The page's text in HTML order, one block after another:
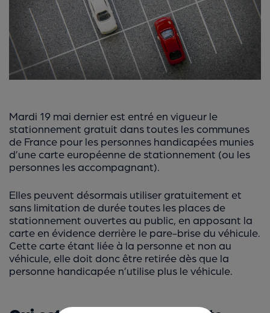
Mardi 19 mai dernier est entré en vigueur le
stationnement gratuit dans toutes les communes
de France pour les personnes handicapées munies
d’une carte européenne de stationnement (ou les
personnes les accompagnant).
Elles peuvent désormais utiliser gratuitement et
sans limitation de durée toutes les places de
stationnement ouvertes au public, en apposant la
carte en évidence derrière le pare-brise du véhicule.
Cette carte étant liée à la personne et non au
véhicule, elle doit donc être retirée dès que la
personne handicapée n’utilise plus le véhicule.